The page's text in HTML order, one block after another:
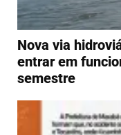
Nova via
entrar em
semestre